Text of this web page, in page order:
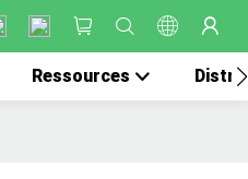
Ressources